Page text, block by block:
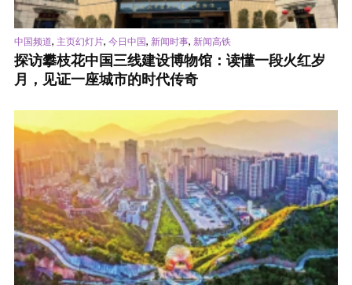
中国频道, 主页幻灯片, 今日中国, 新闻时事, 新闻高铁
探访攀枝花中国三线建设博物馆：读懂一段火红岁
月，见证一座城市的时代传奇